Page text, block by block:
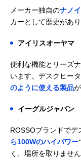
メーカー独自のナノ
カーとして歴史があ
アイリスオーヤマ
便利な機能とリーズ
います。デスクヒー
のように使える製品
イーグルジャパン
ROSSOブランドでデ
ら100Wのハイパワー
く、場所を取りません